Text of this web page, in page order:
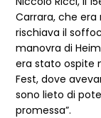
Carrara, che
rischiava il
manovra di
era stato ospite
Fest, dove
sono lieto di
promessa”.